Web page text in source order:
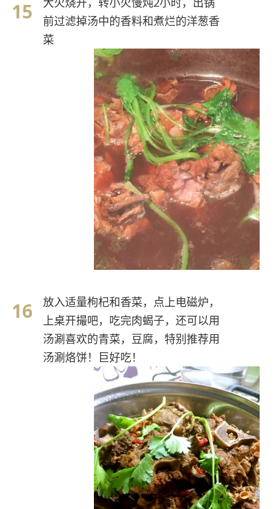
前过滤掉汤中的香料和煮烂的洋葱香
菜
放入适量枸杞和香菜，点上电磁炉，
上桌开撮吧，吃完肉蝎子，还可以用
汤涮喜欢的青菜，豆腐，特别推荐用
汤涮烙饼！巨好吃！